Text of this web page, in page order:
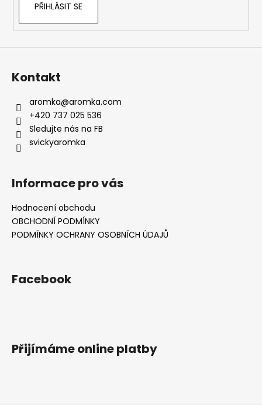
PŘIHLÁSIT SE
Kontakt
aromka@aromka.com
+420 737 025 536
Sledujte nás na FB
svickyaromka
Informace pro vás
Hodnocení obchodu
OBCHODNÍ PODMÍNKY
PODMÍNKY OCHRANY OSOBNÍCH ÚDAJŮ
Facebook
Přijímáme online platby